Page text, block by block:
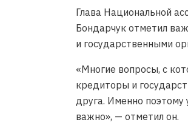
Глава Национальной
Бондарчук отметил
и государственными
«Многие вопросы, с
кредиторы и
друга. Именно
важно», — отметил он.